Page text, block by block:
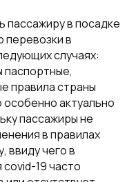
пассажиру в посадке
перевозки в
случаях:
паспортные,
правила страны
особенно актуально
пассажиры не
в правилах
ввиду чего в
19 часто